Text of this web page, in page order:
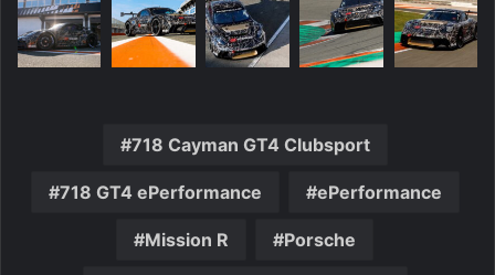
718 Cayman GT4 Clubsport
718 GT4 ePerformance ePerformance
Mission R Porsche